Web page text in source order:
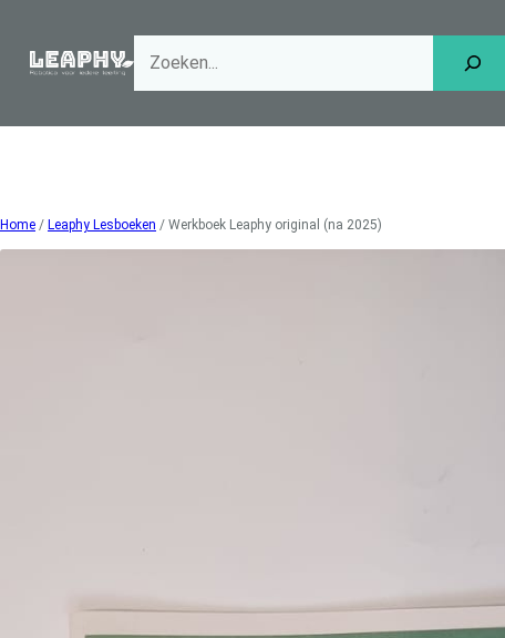
naar
Home / Leaphy Lesboeken / Werkboek Leaphy original (na 2025)